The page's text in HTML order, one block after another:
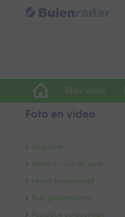
Mijn weer
Foto en video
Uitgelicht
Weerfoto van de week
Laatst toegevoegd
Best gewaardeerd
Populaire categorieën